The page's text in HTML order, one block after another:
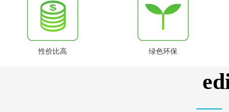
性价比高 绿色环保